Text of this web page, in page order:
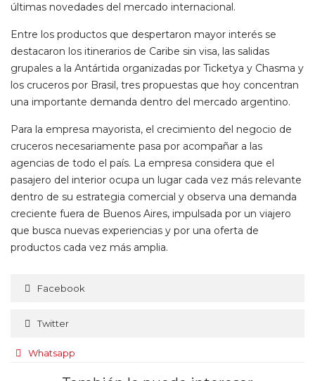
últimas novedades del mercado internacional.
Entre los productos que despertaron mayor interés se
destacaron los itinerarios de Caribe sin visa, las salidas
grupales a la Antártida organizadas por Ticketya y Chasma y
los cruceros por Brasil, tres propuestas que hoy concentran
una importante demanda dentro del mercado argentino.
Para la empresa mayorista, el crecimiento del negocio de
cruceros necesariamente pasa por acompañar a las
agencias de todo el país. La empresa considera que el
pasajero del interior ocupa un lugar cada vez más relevante
dentro de su estrategia comercial y observa una demanda
creciente fuera de Buenos Aires, impulsada por un viajero
que busca nuevas experiencias y por una oferta de
productos cada vez más amplia.
Facebook
Twitter
Whatsapp